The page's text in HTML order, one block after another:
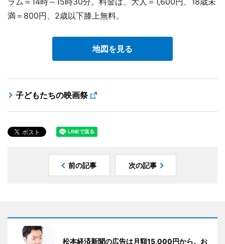
満＝800円、2歳以下膝上無料。
地図を見る
子どもたちの映画祭
前の記事 次の記事
松本経済新聞の広告は月額15,000円から。お